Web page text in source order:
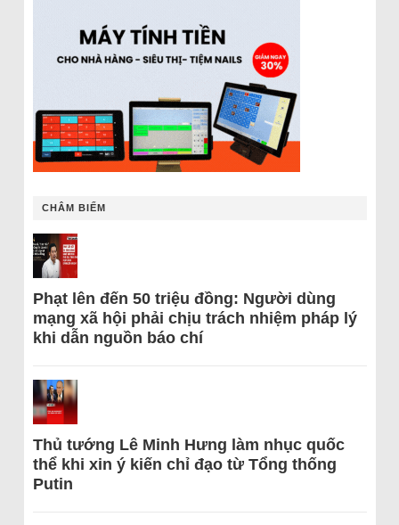
CHÂM BIẾM
Phạt lên đến 50 triệu đồng: Người dùng
mạng xã hội phải chịu trách nhiệm pháp lý
khi dẫn nguồn báo chí
Thủ tướng Lê Minh Hưng làm nhục quốc
thể khi xin ý kiến chỉ đạo từ Tổng thống
Putin